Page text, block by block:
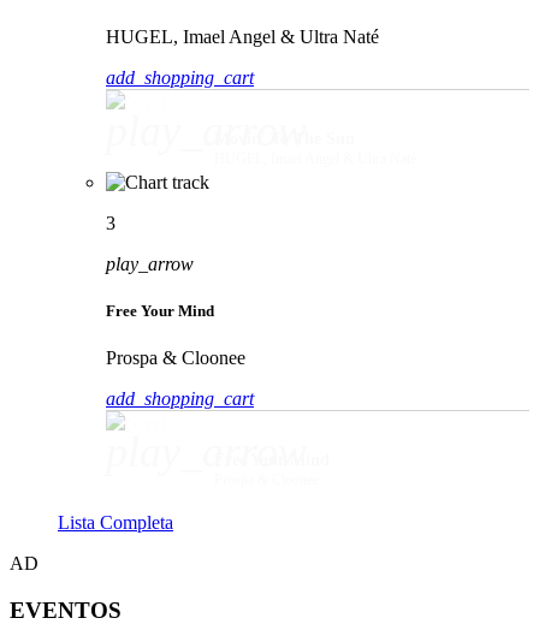
HUGEL, Imael Angel & Ultra Naté
add_shopping_cart
3
play_arrow
Free Your Mind
Prospa & Cloonee
add_shopping_cart
Lista Completa
AD
EVENTOS